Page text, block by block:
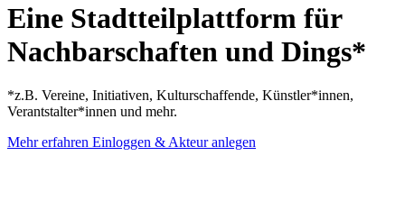
Eine Stadtteilplattform für
Nachbarschaften und Dings*
*z.B. Vereine, Initiativen, Kulturschaffende, Künstler*innen,
Verantstalter*innen und mehr.
Mehr erfahren Einloggen & Akteur anlegen